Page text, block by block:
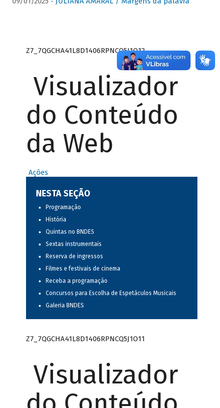
Z7_7QGCHA41L8D1406RPNCQ5J1O12
Visualizador
do Conteúdo
da Web
Ações
NESTA SEÇÃO
Programação
História
Quintas no BNDES
Sextas instrumentais
Reserva de ingressos
Filmes e festivais de cinema
Receba a programação
Concursos para Escolha de Espetáculos Musicais
Galeria BNDES
Z7_7QGCHA41L8D1406RPNCQ5J1O11
Visualizador